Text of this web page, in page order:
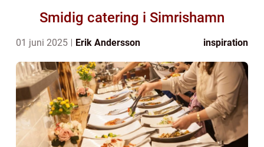
Smidig catering i Simrishamn
01 juni 2025 Erik Andersson inspiration